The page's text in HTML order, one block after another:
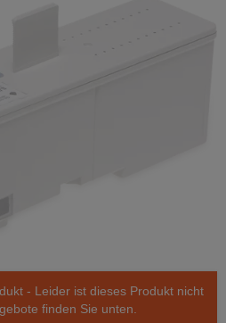
- Leider ist dieses Produkt nicht
finden Sie unten.